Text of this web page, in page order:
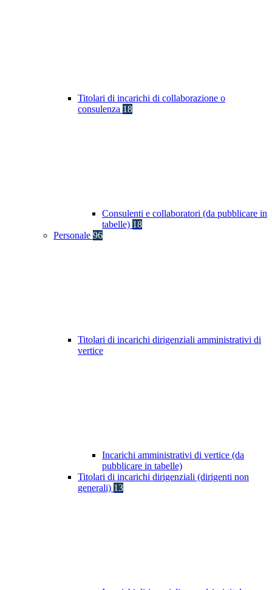
Titolari di incarichi di collaborazione o
consulenza 18
Consulenti e collaboratori (da pubblicare in
tabelle) 18
Personale 96
Titolari di incarichi dirigenziali amministrativi di
vertice
Incarichi amministrativi di vertice (da
pubblicare in tabelle)
Titolari di incarichi dirigenziali (dirigenti non
generali) 13